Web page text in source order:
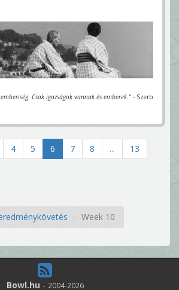
Csak igazságok vannak és emberek." - Szerb
4 5 6 7 8 ...
13
Week 10
Bowl.hu - 2004-2026